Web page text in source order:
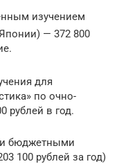
изучением
— 372 800
для
по очно-
рублей в год.
бюджетными
100 рублей за год)